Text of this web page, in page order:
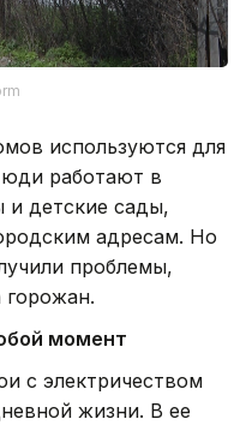
используются для
работают в
и детские сады,
адресам. Но
проблемы,
горожан.
момент
с электричеством
жизни. В ее